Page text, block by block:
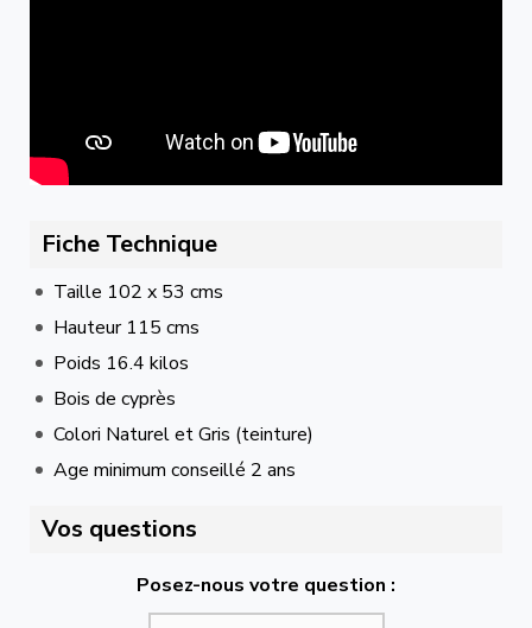
Fiche Technique
Taille 102 x 53 cms
Hauteur 115 cms
Poids 16.4 kilos
Bois de cyprès
Colori Naturel et Gris (teinture)
Age minimum conseillé 2 ans
Vos questions
Posez-nous votre question :